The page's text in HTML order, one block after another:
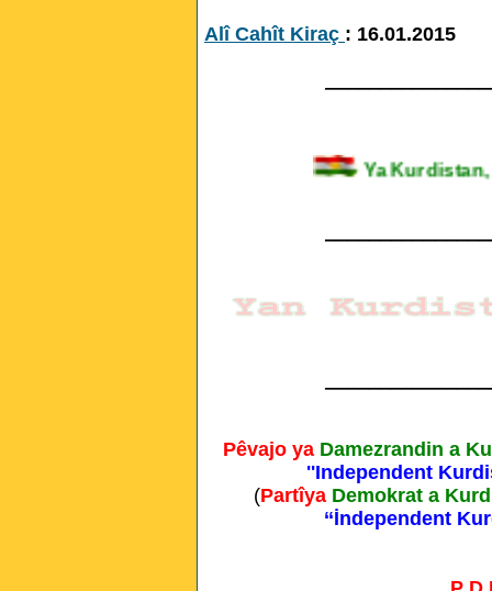
Alî Cahît Kiraç : 16.01.2015
Ya
Pêvajo ya Damezrandin a
''Independent
(Partîya Demokrat a
‘‘İndependent